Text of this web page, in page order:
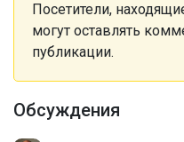
Посетители,
могут оставлять
публикации.
Обсуждения